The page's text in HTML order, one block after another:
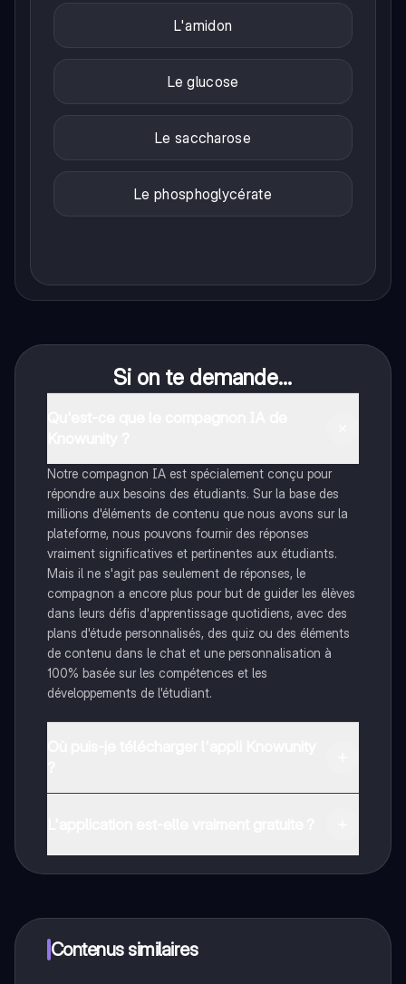
L'amidon
Le glucose
Le saccharose
Le phosphoglycérate
Si on te demande...
Notre compagnon IA est spécialement conçu pour
répondre aux besoins des étudiants. Sur la base des
millions d'éléments de contenu que nous avons sur la
plateforme, nous pouvons fournir des réponses
vraiment significatives et pertinentes aux étudiants.
Mais il ne s'agit pas seulement de réponses, le
compagnon a encore plus pour but de guider les élèves
dans leurs défis d'apprentissage quotidiens, avec des
plans d'étude personnalisés, des quiz ou des éléments
de contenu dans le chat et une personnalisation à
100% basée sur les compétences et les
développements de l'étudiant.
limites!
Contenus similaires